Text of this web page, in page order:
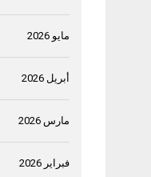
مايو 2026
أبريل 2026
مارس 2026
فبراير 2026